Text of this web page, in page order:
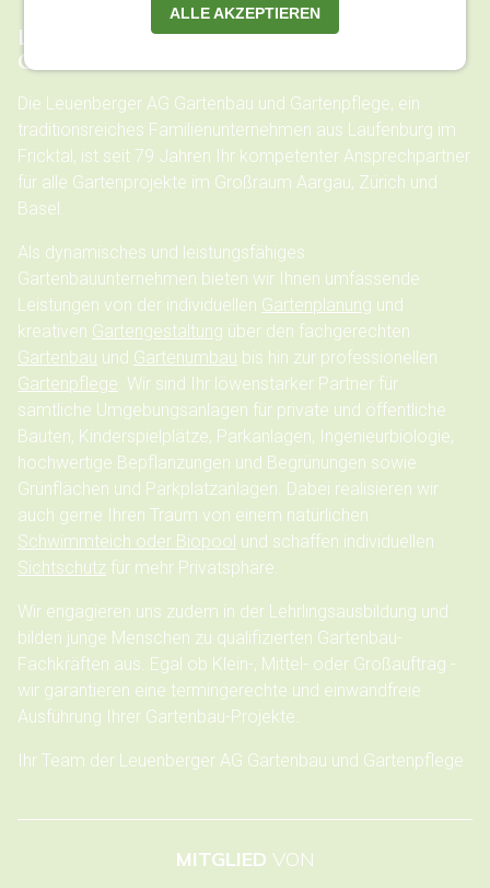
LEUENBERGER AG GARTENBAU UND
GARTENPFLEGE
Die Leuenberger AG Gartenbau und Gartenpflege, ein
traditionsreiches Familienunternehmen aus Laufenburg im
Fricktal, ist seit 79 Jahren Ihr kompetenter Ansprechpartner
für alle Gartenprojekte im Großraum Aargau, Zürich und
Basel.
Als dynamisches und leistungsfähiges
Gartenbauunternehmen bieten wir Ihnen umfassende
Leistungen von der individuellen Gartenplanung und
kreativen Gartengestaltung über den fachgerechten
Gartenbau und Gartenumbau bis hin zur professionellen
Gartenpflege. Wir sind Ihr löwenstarker Partner für
sämtliche Umgebungsanlagen für private und öffentliche
Bauten, Kinderspielplätze, Parkanlagen, Ingenieurbiologie,
hochwertige Bepflanzungen und Begrünungen sowie
Grünflächen und Parkplatzanlagen. Dabei realisieren wir
auch gerne Ihren Traum von einem natürlichen
Schwimmteich oder Biopool und schaffen individuellen
Sichtschutz für mehr Privatsphäre.
Wir engagieren uns zudem in der Lehrlingsausbildung und
bilden junge Menschen zu qualifizierten Gartenbau-
Fachkräften aus. Egal ob Klein-, Mittel- oder Großauftrag -
wir garantieren eine termingerechte und einwandfreie
Ausführung Ihrer Gartenbau-Projekte.
Ihr Team der Leuenberger AG Gartenbau und Gartenpflege
MITGLIED VON
ALLE AKZEPTIEREN